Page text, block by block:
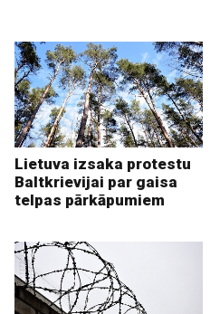
Lietuva izsaka protestu
Baltkrievijai par gaisa
telpas pārkāpumiem